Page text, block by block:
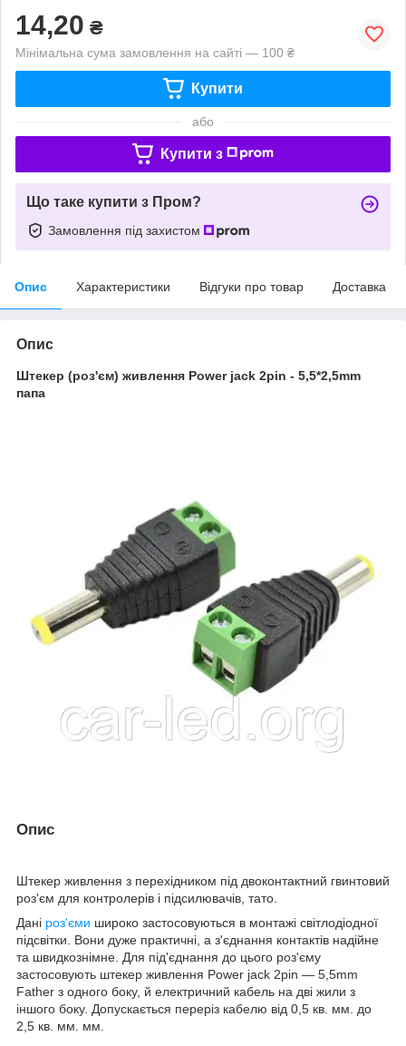
14,20 ₴
Мінімальна сума замовлення на сайті — 100 ₴
Купити
або
Купити з
Що таке купити з Пром?
Замовлення під захистом
Опис Характеристики Відгуки про товар Доставка
Опис
Штекер (роз'єм) живлення Power jack 2pin - 5,5*2,5mm
папа
Опис
Штекер живлення з перехідником під двоконтактний гвинтовий
роз'єм для контролерів і підсилювачів, тато.
Дані роз'єми широко застосовуються в монтажі світлодіодної
підсвітки. Вони дуже практичні, а з'єднання контактів надійне
та швидкознімне. Для під'єднання до цього роз'єму
застосовують штекер живлення Power jack 2pin — 5,5mm
Father з одного боку, й електричний кабель на дві жили з
іншого боку. Допускається переріз кабелю від 0,5 кв. мм. до
2,5 кв. мм. мм.